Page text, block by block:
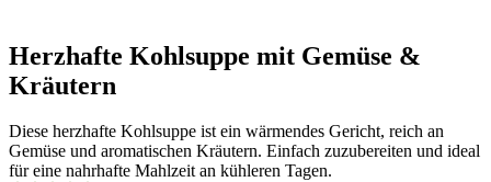
Herzhafte Kohlsuppe mit Gemüse &
Kräutern
Diese herzhafte Kohlsuppe ist ein wärmendes Gericht, reich an
Gemüse und aromatischen Kräutern. Einfach zuzubereiten und ideal
für eine nahrhafte Mahlzeit an kühleren Tagen.